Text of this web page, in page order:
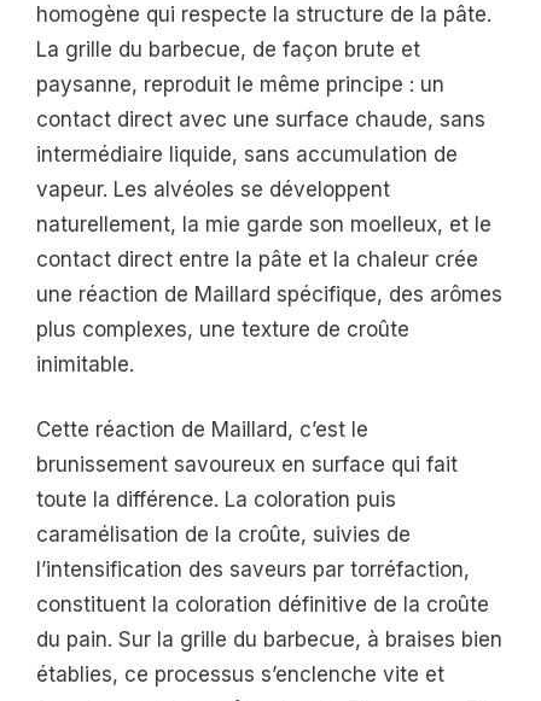
homogène qui respecte la structure de la pâte.
La grille du barbecue, de façon brute et
paysanne, reproduit le même principe : un
contact direct avec une surface chaude, sans
intermédiaire liquide, sans accumulation de
vapeur. Les alvéoles se développent
naturellement, la mie garde son moelleux, et le
contact direct entre la pâte et la chaleur crée
une réaction de Maillard spécifique, des arômes
plus complexes, une texture de croûte
inimitable.
Cette réaction de Maillard, c’est le
brunissement savoureux en surface qui fait
toute la différence. La coloration puis
caramélisation de la croûte, suivies de
l’intensification des saveurs par torréfaction,
constituent la coloration définitive de la croûte
du pain. Sur la grille du barbecue, à braises bien
établies, ce processus s’enclenche vite et